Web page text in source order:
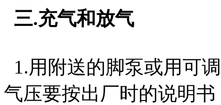
三.充气和放气
1.用附送的脚泵或用可
气压要按出厂时的说明书